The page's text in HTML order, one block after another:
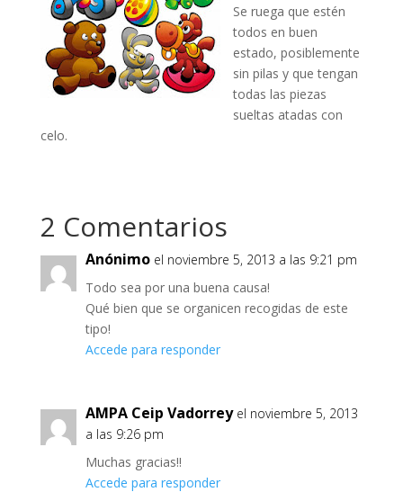
Se ruega que estén
todos en buen
estado, posiblemente
sin pilas y que tengan
todas las piezas
sueltas atadas con
celo.
2 Comentarios
Anónimo el noviembre 5, 2013 a las 9:21 pm
Todo sea por una buena causa!
Qué bien que se organicen recogidas de este
tipo!
Accede para responder
AMPA Ceip Vadorrey el noviembre 5, 2013
a las 9:26 pm
Muchas gracias!!
Accede para responder